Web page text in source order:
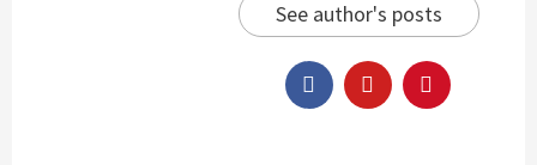
See author's posts